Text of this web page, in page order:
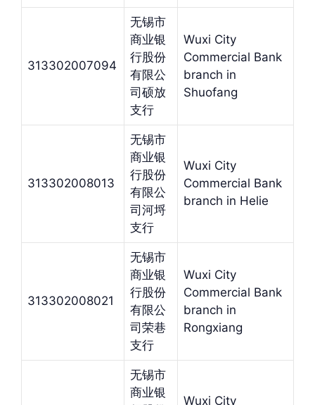
313302007094
无锡市
商业银
行股份
有限公
司硕放
支行
Wuxi City
Commercial Bank
branch in
Shuofang
313302008013
无锡市
商业银
行股份
有限公
司河埒
支行
Wuxi City
Commercial Bank
branch in Helie
313302008021
无锡市
商业银
行股份
有限公
司荣巷
支行
Wuxi City
Commercial Bank
branch in
Rongxiang
无锡市
商业银
Wuxi City